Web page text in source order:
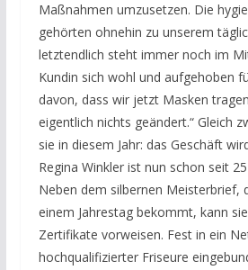
Maßnahmen umzusetzen. Die
gehörten ohnehin zu unserem
letztendlich steht immer noch im
Kundin sich wohl und aufgehoben
davon, dass wir jetzt Masken
eigentlich nichts geändert.“ Gleich
sie in diesem Jahr: das Geschäft
Regina Winkler ist nun schon seit
Neben dem silbernen Meisterbrief,
einem Jahrestag bekommt, kann
Zertifikate vorweisen. Fest in ein
hochqualifizierter Friseure